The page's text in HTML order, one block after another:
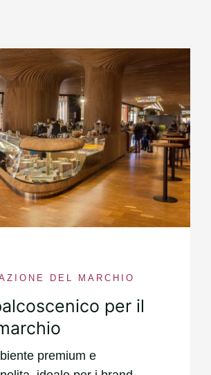
DEL MARCHIO
per il
premium e
ideale per i brand